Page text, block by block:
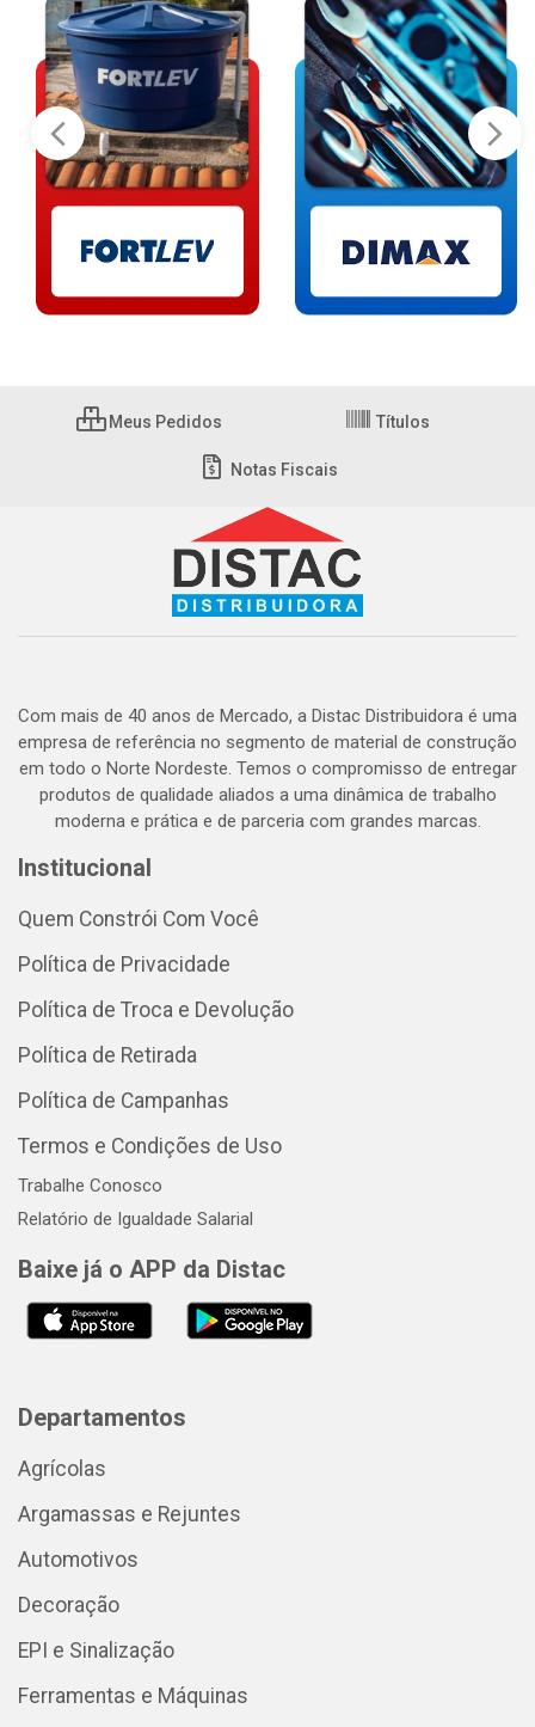
Meus Pedidos Títulos
Notas Fiscais
Com mais de 40 anos de Mercado, a Distac Distribuidora é uma
empresa de referência no segmento de material de construção
em todo o Norte Nordeste. Temos o compromisso de entregar
produtos de qualidade aliados a uma dinâmica de trabalho
moderna e prática e de parceria com grandes marcas.
Institucional
Quem Constrói Com Você
Política de Privacidade
Política de Troca e Devolução
Política de Retirada
Política de Campanhas
Termos e Condições de Uso
Trabalhe Conosco
Relatório de Igualdade Salarial
Baixe já o APP da Distac
Departamentos
Agrícolas
Argamassas e Rejuntes
Automotivos
Decoração
EPI e Sinalização
Ferramentas e Máquinas